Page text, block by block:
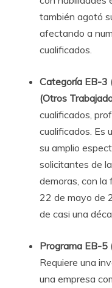
también agotó
afectando a
cualificados.
Categoría EB-3
(Otros
cualificados,
cualificados. Es
su amplio
solicitantes de
demoras, con la
22 de mayo de
de casi una
Programa EB-5
Requiere una
una empresa